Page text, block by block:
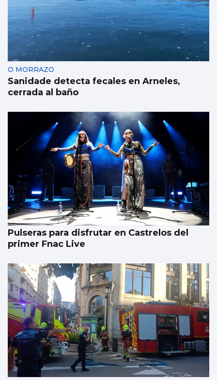
O MORRAZO
Sanidade detecta fecales en Arneles,
cerrada al baño
Pulseras para disfrutar en Castrelos del
primer Fnac Live